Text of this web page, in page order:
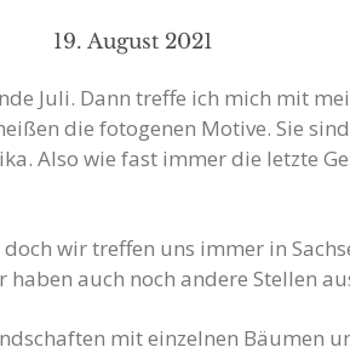
19. August 2021
Juli. Dann treffe ich mich mit
die fotogenen Motive. Sie
Also wie fast immer die letzte
wir treffen uns immer in
auch noch andere Stellen
mit einzelnen Bäumen